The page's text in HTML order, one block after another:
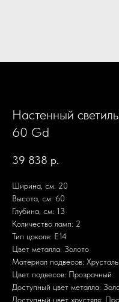
Настенный
60 Gd
39 838 р.
Ширина, см: 20
Высота, см: 60
Глубина, см: 13
Количество ламп: 2
Тип цоколя: E14
Цвет металла: Золото
Материал подвесов: Хрусталь
Цвет подвесов: Прозрачный
Доступный цвет металла:
Доступный цвет хрустяля: